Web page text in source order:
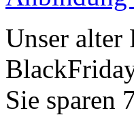
Unser alter
Sie sparen